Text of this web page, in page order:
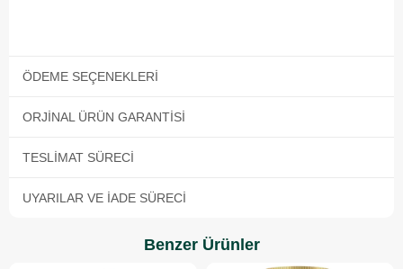
ÖDEME SEÇENEKLERI
ORJINAL ÜRÜN GARANTISI
TESLIMAT SÜRECI
UYARILAR VE İADE SÜRECI
Benzer Ürünler